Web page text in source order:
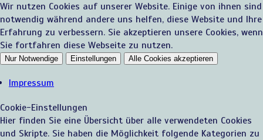
Wir nutzen Cookies auf unserer Website. Einige von ihnen sind
notwendig während andere uns helfen, diese Website und Ihre
Erfahrung zu verbessern. Sie akzeptieren unsere Cookies, wenn
Sie fortfahren diese Webseite zu nutzen.
Nur Notwendige Einstellungen Alle Cookies akzeptieren
Impressum
Cookie-Einstellungen
Hier finden Sie eine Übersicht über alle verwendeten Cookies
und Skripte. Sie haben die Möglichkeit folgende Kategorien zu